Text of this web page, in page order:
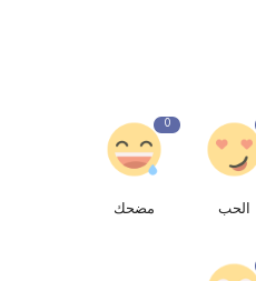
الحب
0
مضحك